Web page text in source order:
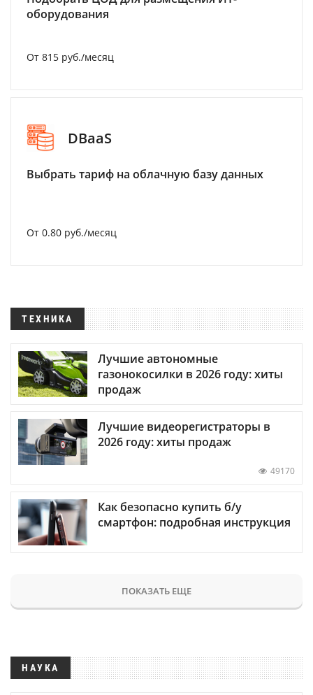
оборудования
От 815 руб./месяц
DBaaS
Выбрать тариф на облачную базу данных
От 0.80 руб./месяц
ТЕХНИКА
Лучшие автономные
газонокосилки в 2026 году: хиты
продаж
Лучшие видеорегистраторы в
2026 году: хиты продаж
49170
Как безопасно купить б/у
смартфон: подробная инструкция
ПОКАЗАТЬ ЕЩЕ
НАУКА